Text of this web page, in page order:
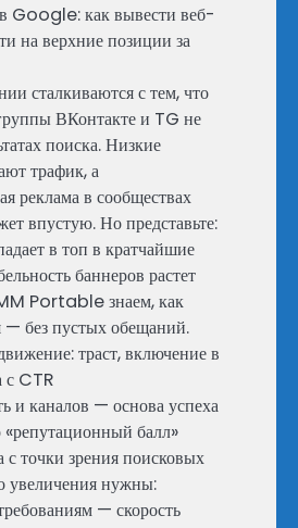
Google: как вывести веб-
на верхние позиции за
сталкиваются с тем, что
ВКонтакте и TG не
поиска. Низкие
трафик, а
реклама в сообществах
впустую. Но представьте:
в топ в кратчайшие
баннеров растет
Portable знаем, как
— без пустых обещаний.
траст, включение в
с CTR
и каналов — основа успеха
балл»
с точки зрения поисковых
увеличения нужны:
— скорость